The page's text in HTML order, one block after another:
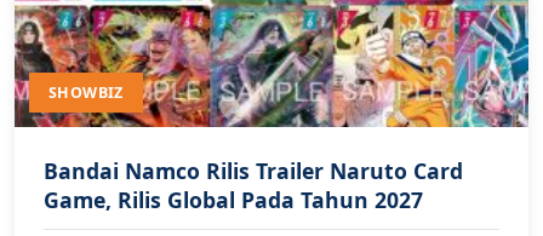
SHOWBIZ
Bandai Namco Rilis Trailer Naruto Card
Game, Rilis Global Pada Tahun 2027